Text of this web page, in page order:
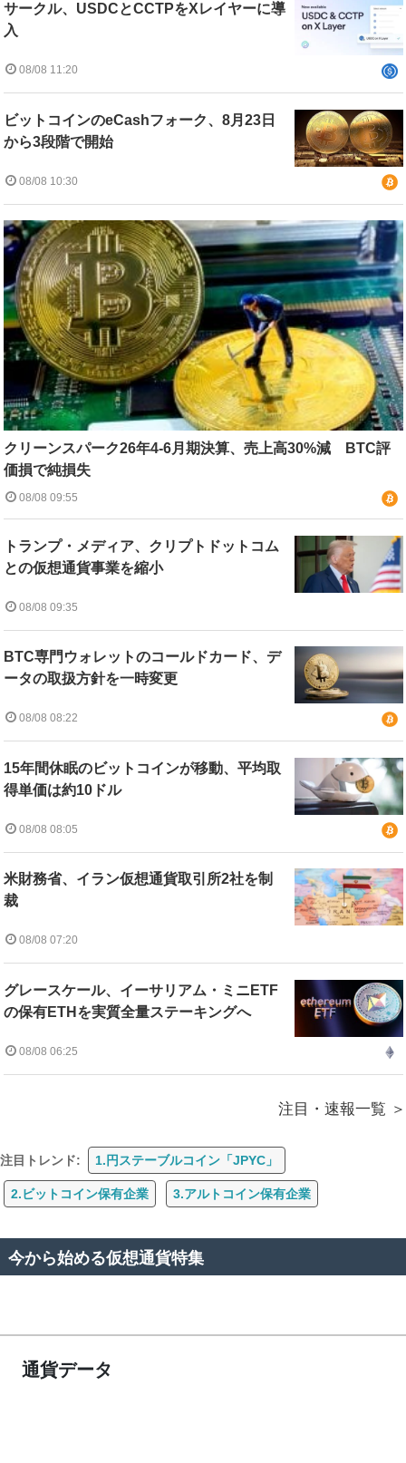
サークル、USDCとCCTPをXレイヤーに導
入
08/08 11:20
ビットコインのeCashフォーク、8月23日
から3段階で開始
08/08 10:30
クリーンスパーク26年4-6月期決算、売上高30%減 BTC評
価損で純損失
08/08 09:55
トランプ・メディア、クリプトドットコム
との仮想通貨事業を縮小
08/08 09:35
BTC専門ウォレットのコールドカード、デ
ータの取扱方針を一時変更
08/08 08:22
15年間休眠のビットコインが移動、平均取
得単価は約10ドル
08/08 08:05
米財務省、イラン仮想通貨取引所2社を制
裁
08/08 07:20
グレースケール、イーサリアム・ミニETF
の保有ETHを実質全量ステーキングへ
08/08 06:25
注目・速報一覧
注目トレンド: 1.円ステーブルコイン「JPYC」
2.ビットコイン保有企業 3.アルトコイン保有企業
今から始める仮想通貨特集
通貨データ